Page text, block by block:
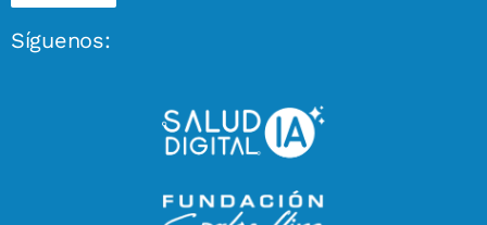
Síguenos: